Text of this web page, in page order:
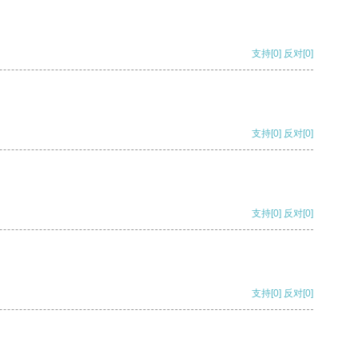
支持[0] 反对[0]
支持[0] 反对[0]
支持[0] 反对[0]
支持[0] 反对[0]